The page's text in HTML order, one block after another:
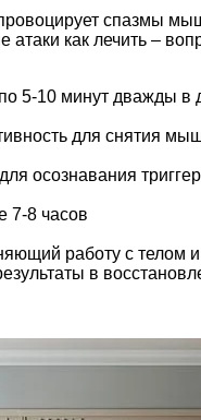
спазмы
атаки как лечить –
5-10 минут дважды в
для снятия
осознавания
7-8 часов
работу с телом и
в